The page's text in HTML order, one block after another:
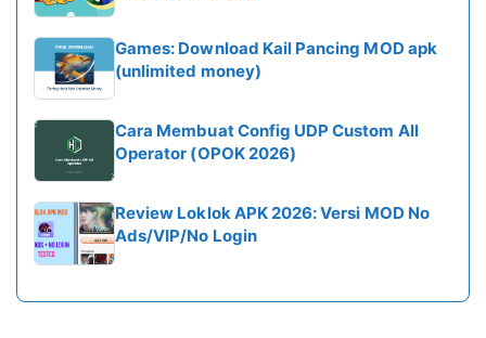
Games: Download Kail Pancing MOD apk
(unlimited money)
Cara Membuat Config UDP Custom All
Operator (OPOK 2026)
Review Loklok APK 2026: Versi MOD No
Ads/VIP/No Login